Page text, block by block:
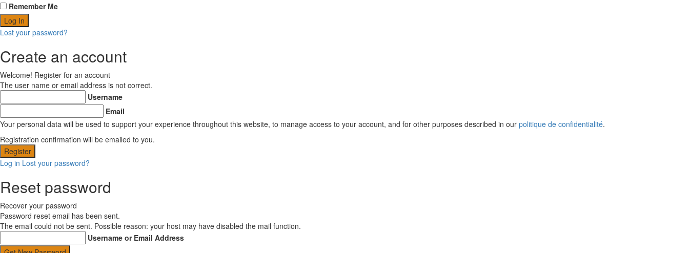
Remember Me
Lost your password?
Create an account
Welcome! Register for an account
The user name or email address is not correct.
Username
Email
Your personal data will be used to support your experience throughout this website, to manage access to your account, and for other purposes described in our politique de confidentialité.
Registration confirmation will be emailed to you.
Log in Lost your password?
Reset password
Recover your password
Password reset email has been sent.
The email could not be sent. Possible reason: your host may have disabled the mail function.
Username or Email Address